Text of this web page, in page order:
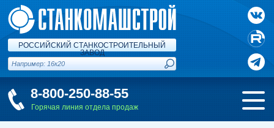
РОССИЙСКИЙ СТАНКОСТРОИТЕЛЬНЫЙ
ЗАВОД
8-800-250-88-55
Горячая линия отдела продаж